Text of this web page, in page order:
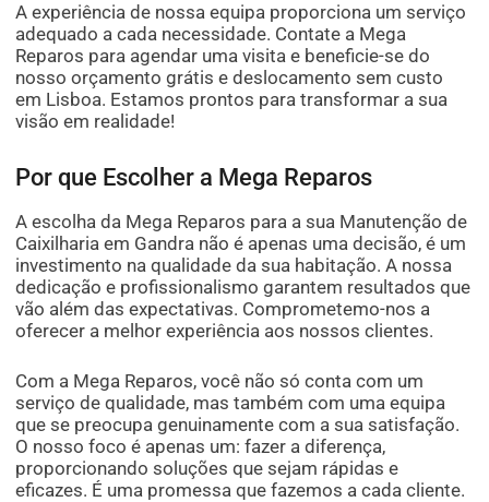
A experiência de nossa equipa proporciona um serviço
adequado a cada necessidade. Contate a Mega
Reparos para agendar uma visita e beneficie-se do
nosso orçamento grátis e deslocamento sem custo
em Lisboa. Estamos prontos para transformar a sua
visão em realidade!
Por que Escolher a Mega Reparos
A escolha da Mega Reparos para a sua Manutenção de
Caixilharia em Gandra não é apenas uma decisão, é um
investimento na qualidade da sua habitação. A nossa
dedicação e profissionalismo garantem resultados que
vão além das expectativas. Comprometemo-nos a
oferecer a melhor experiência aos nossos clientes.
Com a Mega Reparos, você não só conta com um
serviço de qualidade, mas também com uma equipa
que se preocupa genuinamente com a sua satisfação.
O nosso foco é apenas um: fazer a diferença,
proporcionando soluções que sejam rápidas e
eficazes. É uma promessa que fazemos a cada cliente.